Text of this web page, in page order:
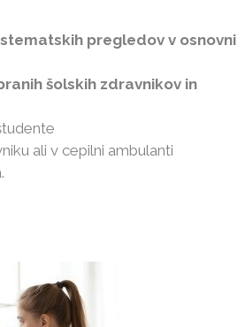
pregledov v osnovni
šolskih zdravnikov in
ali v cepilni ambulanti